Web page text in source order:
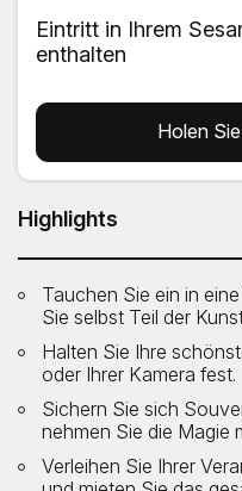
Eintritt in Ihrem
enthalten
Holen
Highlights
Tauchen Sie ein in
Sie selbst Teil der
Halten Sie Ihre
oder Ihrer Kamera fest.
Sichern Sie sich
nehmen Sie die Magie
Verleihen Sie Ihrer